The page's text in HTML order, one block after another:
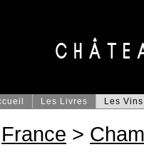
Les Livres Les Vins
France >